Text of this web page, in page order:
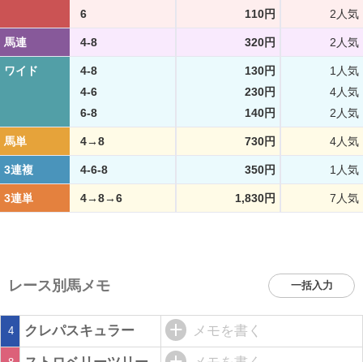
6
110円 2人気
馬連 4-8 320円 2人気
ワイド 4-8 130円
1人気
4-6
230円
4人気
6-8
140円 2人気
馬単 4→8 730円 4人気
3連複 4-6-8 350円 1人気
3連単 4→8→6 1,830円 7人気
レース別馬メモ 一括入力
4 クレパスキュラー メモを書く